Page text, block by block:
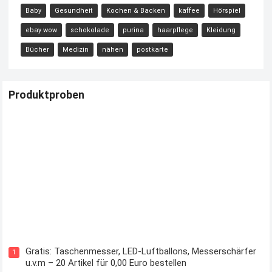
Baby Gesundheit Kochen & Backen kaffee Hörspiel
ebay wow schokolade purina haarpflege Kleidung
Bücher Medizin nähen postkarte
Produktproben
1
Gratis: Taschenmesser, LED-Luftballons, Messerschärfer
u.v.m – 20 Artikel für 0,00 Euro bestellen